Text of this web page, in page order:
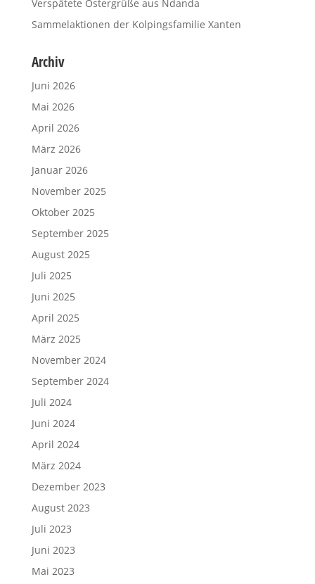
Verspätete Ostergrüße aus Ndanda
Sammelaktionen der Kolpingsfamilie Xanten
Archiv
Juni 2026
Mai 2026
April 2026
März 2026
Januar 2026
November 2025
Oktober 2025
September 2025
August 2025
Juli 2025
Juni 2025
April 2025
März 2025
November 2024
September 2024
Juli 2024
Juni 2024
April 2024
März 2024
Dezember 2023
August 2023
Juli 2023
Juni 2023
Mai 2023